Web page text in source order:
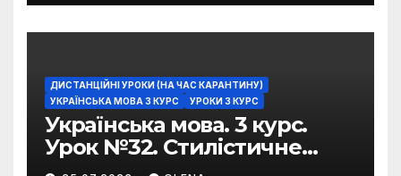
ДИСТАНЦІЙНІ УРОКИ (НА ЧАС КАРАНТИНУ)
УКРАЇНСЬКА МОВА 3 КУРС
УРОКИ 3 КУРС
Українська мова. 3 курс.
Урок №32. Стилістичне
забарвлення